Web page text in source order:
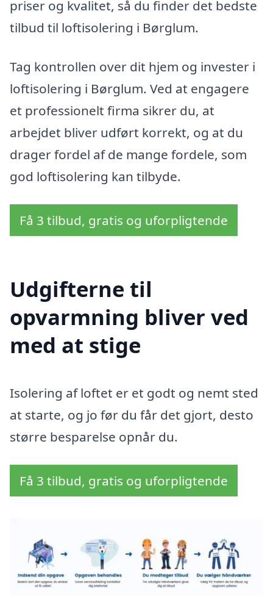
priser og kvalitet, så du finder det bedste
tilbud til loftisolering i Børglum.
Tag kontrollen over dit hjem og invester i
loftisolering i Børglum. Ved at engagere
et professionelt firma sikrer du, at
arbejdet bliver udført korrekt, og at du
drager fordel af de mange fordele, som
god loftisolering kan tilbyde.
Få 3 tilbud, gratis og uforpligtende
Udgifterne til
opvarmning bliver ved
med at stige
Isolering af loftet er et godt og nemt sted
at starte, og jo før du får det gjort, desto
større besparelse opnår du.
Få 3 tilbud, gratis og uforpligtende